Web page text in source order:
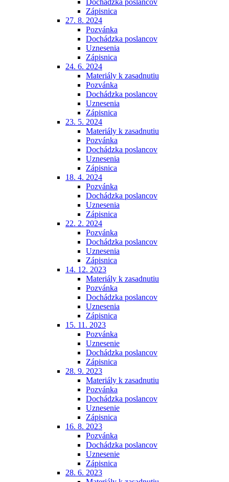
Dochádzka poslancov
Zápisnica
27. 8. 2024
Pozvánka
Dochádzka poslancov
Uznesenia
Zápisnica
24. 6. 2024
Materiály k zasadnutiu
Pozvánka
Dochádzka poslancov
Uznesenia
Zápisnica
23. 5. 2024
Materiály k zasadnutiu
Pozvánka
Dochádzka poslancov
Uznesenia
Zápisnica
18. 4. 2024
Pozvánka
Dochádzka poslancov
Uznesenia
Zápisnica
22. 2. 2024
Pozvánka
Dochádzka poslancov
Uznesenia
Zápisnica
14. 12. 2023
Materiály k zasadnutiu
Pozvánka
Dochádzka poslancov
Uznesenia
Zápisnica
15. 11. 2023
Pozvánka
Uznesenie
Dochádzka poslancov
Zápisnica
28. 9. 2023
Materiály k zasadnutiu
Pozvánka
Dochádzka poslancov
Uznesenie
Zápisnica
16. 8. 2023
Pozvánka
Dochádzka poslancov
Uznesenie
Zápisnica
28. 6. 2023